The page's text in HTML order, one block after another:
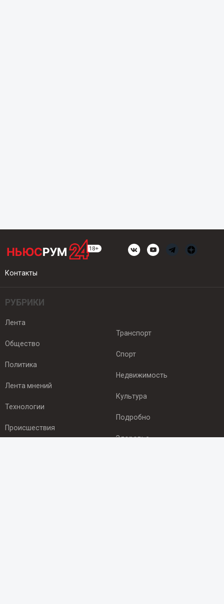
Контакты
РУБРИКИ
Лента
Общество
Политика
Лента мнений
Технологии
Происшествия
Транспорт
Спорт
Недвижимость
Культура
Подробно
Здоровье